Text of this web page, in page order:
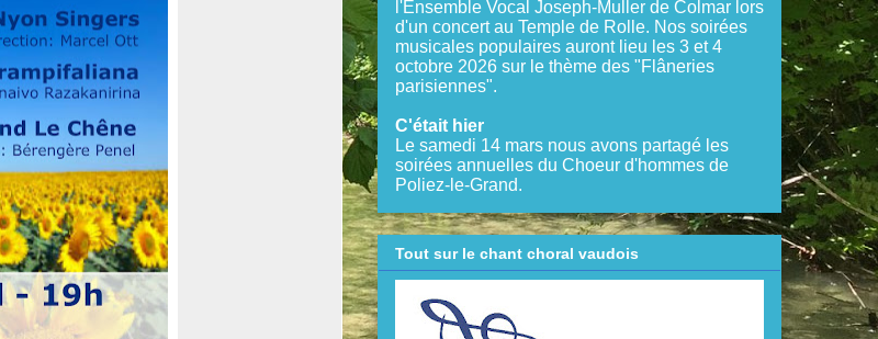
l'Ensemble Vocal Joseph-Muller de Colmar lors
d'un concert au Temple de Rolle. Nos soirées
musicales populaires auront lieu les 3 et 4
octobre 2026 sur le thème des "Flâneries
parisiennes".
C'était hier
Le samedi 14 mars nous avons partagé les
soirées annuelles du Choeur d'hommes de
Poliez-le-Grand.
Tout sur le chant choral vaudois